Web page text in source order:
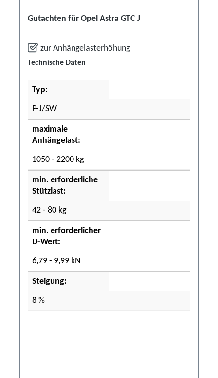
Gutachten für Opel Astra GTC J
zur Anhängelasterhöhung
Technische Daten
Typ:
P-J/SW
maximale
Anhängelast:
1050 - 2200 kg
min. erforderliche
Stützlast:
42 - 80 kg
min. erforderlicher
D-Wert:
6,79 - 9,99 kN
Steigung:
8 %